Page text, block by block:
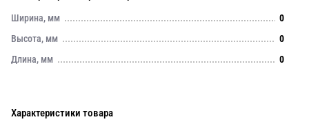
Ширина, мм
0
Высота, мм
0
Длина, мм
0
Характеристики товара